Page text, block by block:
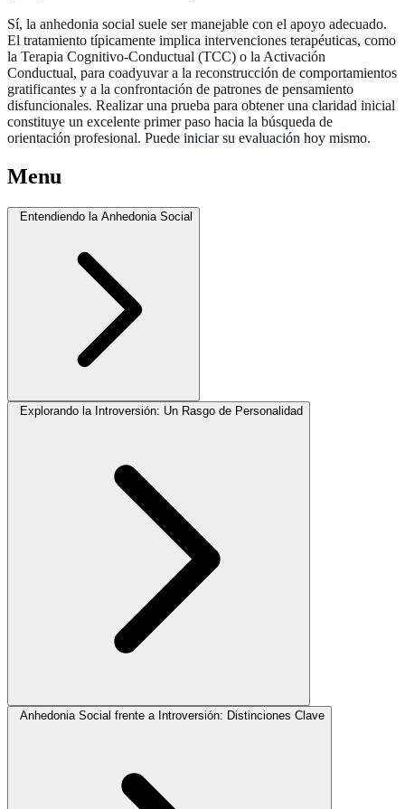
Sí, la anhedonia social suele ser manejable con el apoyo adecuado.
El tratamiento típicamente implica intervenciones terapéuticas, como
la Terapia Cognitivo-Conductual (TCC) o la Activación
Conductual, para coadyuvar a la reconstrucción de comportamientos
gratificantes y a la confrontación de patrones de pensamiento
disfuncionales. Realizar una prueba para obtener una claridad inicial
constituye un excelente primer paso hacia la búsqueda de
orientación profesional. Puede iniciar su evaluación hoy mismo.
Menu
Entendiendo la Anhedonia Social
Explorando la Introversión: Un Rasgo de Personalidad
Anhedonia Social frente a Introversión: Distinciones Clave